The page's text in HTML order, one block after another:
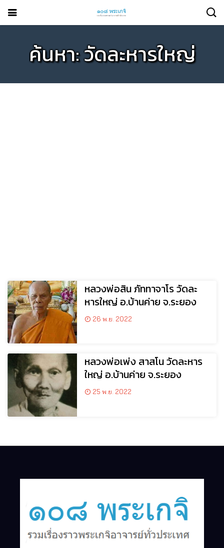
ค้นหา: วัดละหารใหญ่
หลวงพ่อสิน ภัททาจาโร วัดละ
หารใหญ่ อ.บ้านค่าย จ.ระยอง
26 พ.ย. 2022
หลวงพ่อเพ่ง สาสโน วัดละหาร
ใหญ่ อ.บ้านค่าย จ.ระยอง
25 พ.ย. 2022